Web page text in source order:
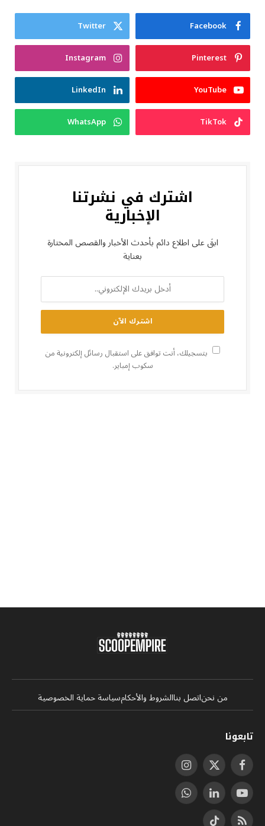
Facebook
Twitter
Pinterest
Instagram
YouTube
LinkedIn
TikTok
WhatsApp
اشترك في نشرتنا
الإخبارية
ابقَ على اطلاع دائم بأحدث الأخبار والقصص المختارة
بعناية
بتسجيلك، أنت توافق على استقبال رسائل إلكترونية من
سكوب إمباير.
من نحناتصل بناالشروط والأحكامسياسة حماية الخصوصية
تابعونا
فيسبوكX
(Twitter)
الانستغرام
يوتيوب لينكدإنواتساب